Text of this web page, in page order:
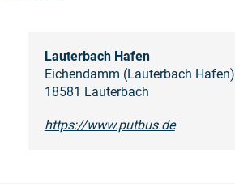
Lauterbach Hafen
Eichendamm (Lauterbach Hafen)
18581 Lauterbach
https://www.putbus.de